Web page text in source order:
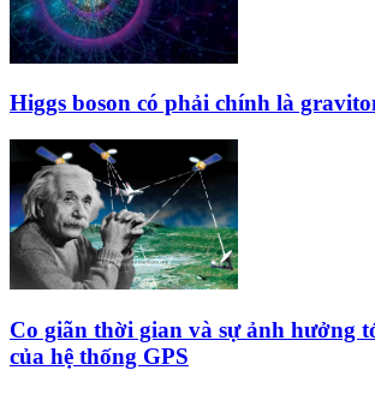
Higgs boson có phải chính là
Co giãn thời gian và sự ảnh hưởng
của hệ thống GPS